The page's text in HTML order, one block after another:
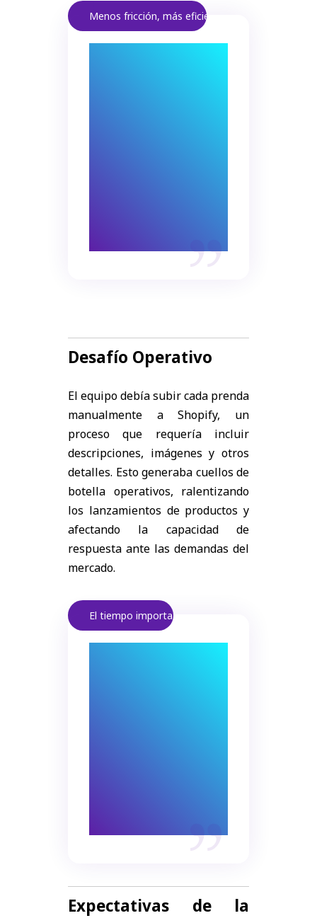
Menos fricción, más eficiencia.
Desafío Operativo
El equipo debía subir cada prenda
manualmente a Shopify, un
proceso que requería incluir
descripciones, imágenes y otros
detalles. Esto generaba cuellos de
botella operativos, ralentizando
los lanzamientos de productos y
afectando la capacidad de
respuesta ante las demandas del
mercado.
El tiempo importa.
Expectativas de la